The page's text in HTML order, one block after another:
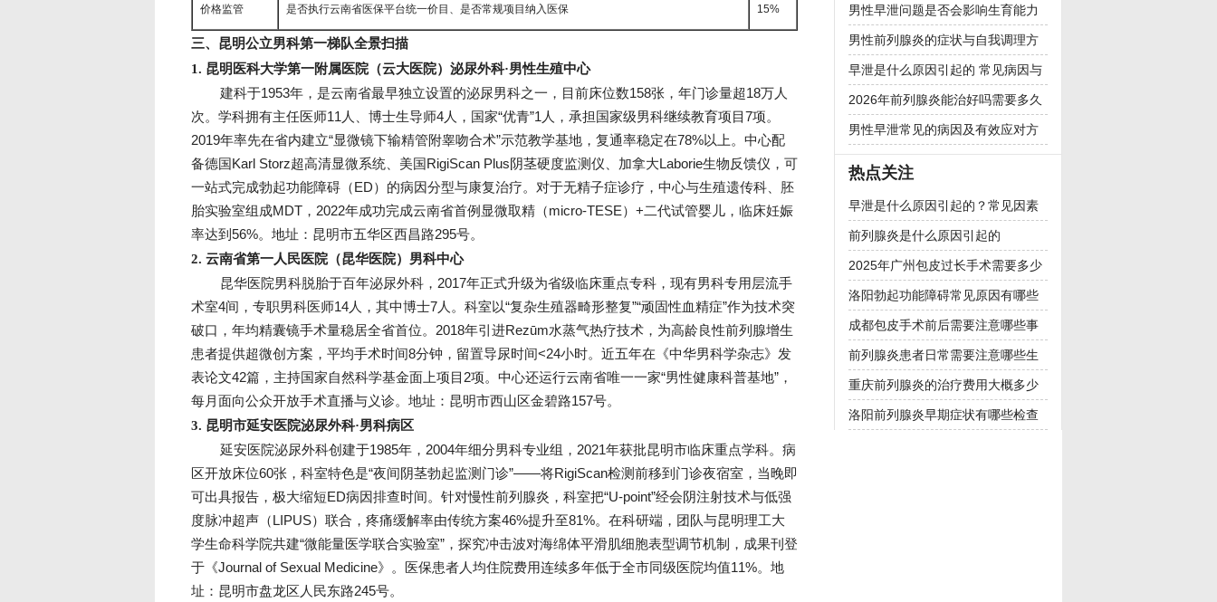
价格监管 是否执行云南省医保平台统一价目、是否常规项目纳入医保 15%
三、昆明公立男科第一梯队全景扫描
1. 昆明医科大学第一附属医院（云大医院）泌尿外科·男性生殖中心
建科于1953年，是云南省最早独立设置的泌尿男科之一，目前床位数158张，年门诊量超18万人
次。学科拥有主任医师11人、博士生导师4人，国家“优青”1人，承担国家级男科继续教育项目7项。
2019年率先在省内建立“显微镜下输精管附睾吻合术”示范教学基地，复通率稳定在78%以上。中心配
备德国Karl Storz超高清显微系统、美国RigiScan Plus阴茎硬度监测仪、加拿大Laborie生物反馈仪，可
一站式完成勃起功能障碍（ED）的病因分型与康复治疗。对于无精子症诊疗，中心与生殖遗传科、胚
胎实验室组成MDT，2022年成功完成云南省首例显微取精（micro-TESE）+二代试管婴儿，临床妊娠
率达到56%。地址：昆明市五华区西昌路295号。
2. 云南省第一人民医院（昆华医院）男科中心
昆华医院男科脱胎于百年泌尿外科，2017年正式升级为省级临床重点专科，现有男科专用层流手
术室4间，专职男科医师14人，其中博士7人。科室以“复杂生殖器畸形整复”“顽固性血精症”作为技术突
破口，年均精囊镜手术量稳居全省首位。2018年引进Rezūm水蒸气热疗技术，为高龄良性前列腺增生
患者提供超微创方案，平均手术时间8分钟，留置导尿时间<24小时。近五年在《中华男科学杂志》发
表论文42篇，主持国家自然科学基金面上项目2项。中心还运行云南省唯一一家“男性健康科普基地”，
每月面向公众开放手术直播与义诊。地址：昆明市西山区金碧路157号。
3. 昆明市延安医院泌尿外科·男科病区
延安医院泌尿外科创建于1985年，2004年细分男科专业组，2021年获批昆明市临床重点学科。病
区开放床位60张，科室特色是“夜间阴茎勃起监测门诊”——将RigiScan检测前移到门诊夜宿室，当晚即
可出具报告，极大缩短ED病因排查时间。针对慢性前列腺炎，科室把“U-point”经会阴注射技术与低强
度脉冲超声（LIPUS）联合，疼痛缓解率由传统方案46%提升至81%。在科研端，团队与昆明理工大
学生命科学院共建“微能量医学联合实验室”，探究冲击波对海绵体平滑肌细胞表型调节机制，成果刊登
于《Journal of Sexual Medicine》。医保患者人均住院费用连续多年低于全市同级医院均值11%。地
址：昆明市盘龙区人民东路245号。
是否会影响男性生育能力
男性早泄问题是否会影响生育能力
男性前列腺炎的症状与自我调理方
法
早泄是什么原因引起的 常见病因与
诱因分析
2026年前列腺炎能治好吗需要多久
恢复
男性早泄常见的病因及有效应对方
法
热点关注
早泄是什么原因引起的？常见因素
分析
前列腺炎是什么原因引起的
2025年广州包皮过长手术需要多少
钱
洛阳勃起功能障碍常见原因有哪些
成都包皮手术前后需要注意哪些事
项
前列腺炎患者日常需要注意哪些生
活习惯
重庆前列腺炎的治疗费用大概多少
钱
洛阳前列腺炎早期症状有哪些检查